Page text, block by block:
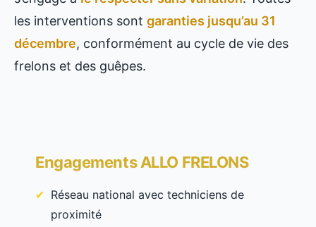
les interventions sont garanties jusqu’au 31
décembre, conformément au cycle de vie des
frelons et des guêpes.
Engagements ALLO FRELONS
Réseau national avec techniciens de
proximité